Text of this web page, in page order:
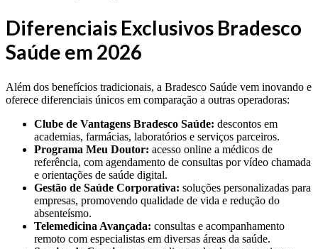
Diferenciais Exclusivos Bradesco
Saúde em 2026
Além dos benefícios tradicionais, a Bradesco Saúde vem inovando e
oferece diferenciais únicos em comparação a outras operadoras:
Clube de Vantagens Bradesco Saúde: descontos em
academias, farmácias, laboratórios e serviços parceiros.
Programa Meu Doutor: acesso online a médicos de
referência, com agendamento de consultas por vídeo chamada
e orientações de saúde digital.
Gestão de Saúde Corporativa: soluções personalizadas para
empresas, promovendo qualidade de vida e redução do
absenteísmo.
Telemedicina Avançada: consultas e acompanhamento
remoto com especialistas em diversas áreas da saúde.